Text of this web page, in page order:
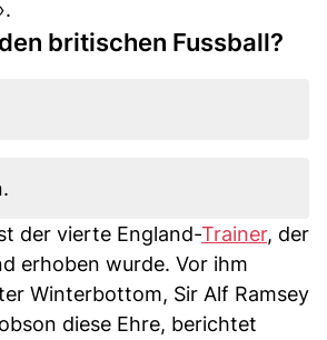
britischen Fussball?
der vierte England-Trainer, der
erhoben wurde. Vor ihm
Winterbottom, Sir Alf Ramsey
diese Ehre, berichtet